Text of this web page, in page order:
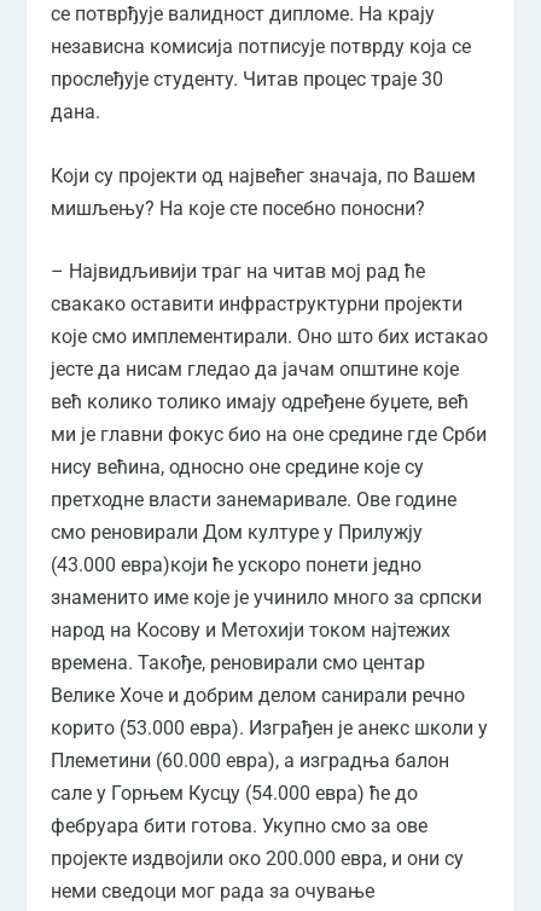
се потврђује валидност дипломе. На крају
независна комисија потписује потврду која се
прослеђује студенту. Читав процес траје 30
дана.
Који су пројекти од највећег значаја, по Вашем
мишљењу? На које сте посебно поносни?
– Највидљивији траг на читав мој рад ће
свакако оставити инфраструктурни пројекти
које смо имплементирали. Оно што бих истакао
јесте да нисам гледао да јачам општине које
већ колико толико имају одређене буџете, већ
ми је главни фокус био на оне средине где Срби
нису већина, односно оне средине које су
претходне власти занемаривале. Ове године
смо реновирали Дом културе у Прилужју
(43.000 евра)који ће ускоро понети једно
знаменито име које је учинило много за српски
народ на Косову и Метохији током најтежих
времена. Такође, реновирали смо центар
Велике Хоче и добрим делом санирали речно
корито (53.000 евра). Изграђен је анекс школи у
Племетини (60.000 евра), а изградња балон
сале у Горњем Кусцу (54.000 евра) ће до
фебруара бити готова. Укупно смо за ове
пројекте издвојили око 200.000 евра, и они су
неми сведоци мог рада за очување